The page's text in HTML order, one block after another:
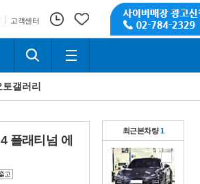
고객센터
토갤러리
플래티넘 에
최근본차량1